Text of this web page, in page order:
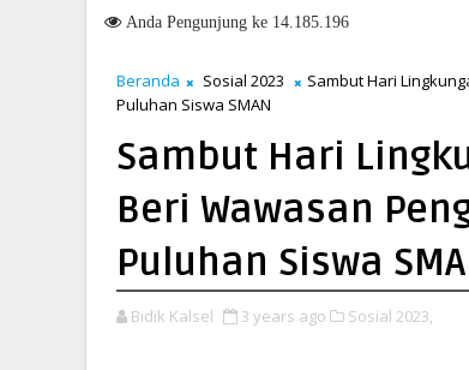
Ekstrem, PT Borneo Indobara Intensifkan
Anda Pengunjung ke 14.185.196
Beranda Sosial 2023
Sambut Hari
Puluhan Siswa SMAN
Sambut Hari
Beri Wawasan
Puluhan Siswa
Bidik Kalsel 3 years ago Sosial 2023,